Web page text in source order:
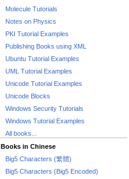
Molecule Tutorials
Notes on Physics
PKI Tutorial Examples
Publishing Books using XML
Ubuntu Tutorial Examples
UML Tutorial Examples
Unicode Tutorial Examples
Unicode Blocks
Windows Security Tutorials
Windows Tutorial Examples
All books...
Books in Chinese
Big5 Characters (繁體)
Big5 Characters (Big5 Encoded)